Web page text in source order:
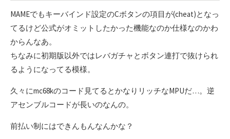
MAMEでもキーバインド設定のCボタンの項目が(cheat)となっ
てるけど公式がオミットしたかった機能なのか仕様なのかわ
からんなあ。
ちなみに初期版以外ではレバガチャとボタン連打で抜けられ
るようになってる模様。
久々にmc68kのコード見てるとかなりリッチなMPUだ…。逆
アセンブルコードが長いのなんの。
前払い制にはできんもんなんかな？